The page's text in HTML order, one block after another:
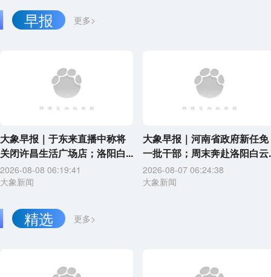
更多>
早报
大象早报｜于东来直播中称将
关闭许昌生活广场店；洛阳白...
2026-08-08 06:19:41
大象新闻
大象早报｜河南省政府新任免
一批干部；周末奔赴洛阳白云
2026-08-07 06:24:38
大象新闻
更多>
精选